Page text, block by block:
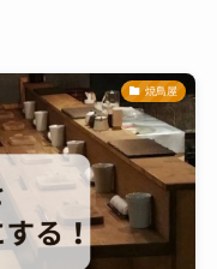
焼鳥屋